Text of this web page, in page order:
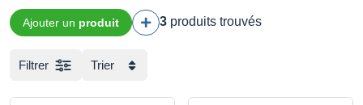
Ajouter un produit 3 produits trouvés
Filtrer Trier